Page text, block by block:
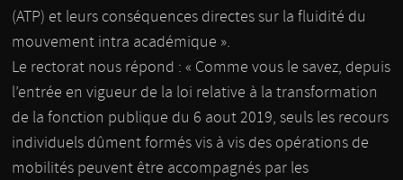
(ATP) et leurs conséquences directes sur la fluidité du
mouvement intra académique ».
Le rectorat nous répond : « Comme vous le savez, depuis
l’entrée en vigueur de la loi relative à la transformation
de la fonction publique du 6 aout 2019, seuls les recours
individuels dûment formés vis à vis des opérations de
mobilités peuvent être accompagnés par les